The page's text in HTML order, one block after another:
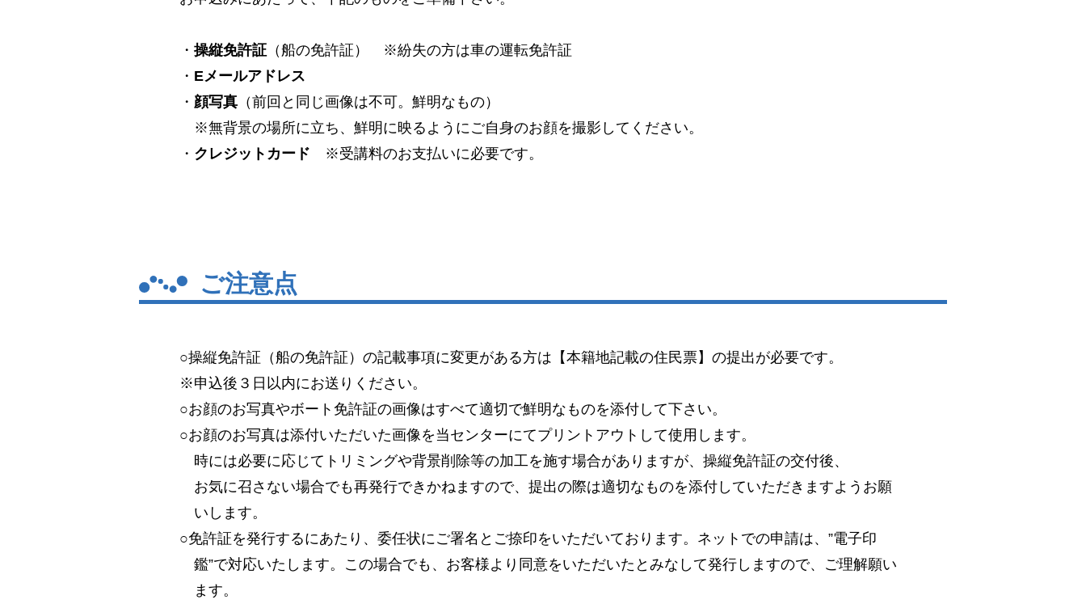
・ 操縦免許証 （船の免許証）
※紛失の方は車の運転免許証
・ Eメールアドレス
・ 顔写真 （前回と同じ画像は不可。鮮明なもの）
※無背景の場所に立ち、鮮明に映るようにご自身のお顔を撮影してください。
・ クレジットカード ※受講料のお支払いに必要です。
ご注意点
○操縦免許証（船の免許証）の記載事項に変更がある方は【本籍地記載の住民票】の提出が必要です。
※申込後３日以内にお送りください。
○お顔のお写真やボート免許証の画像はすべて適切で鮮明なものを添付して下さい。
○お顔のお写真は添付いただいた画像を当センターにてプリントアウトして使用します。
時には必要に応じてトリミングや背景削除等の加工を施す場合がありますが、操縦免許証の交付後、
お気に召さない場合でも再発行できかねますので、提出の際は適切なものを添付していただきますようお願
いします。
○免許証を発行するにあたり、委任状にご署名とご捺印をいただいております。ネットでの申請は、”電子印
鑑”で対応いたします。この場合でも、お客様より同意をいただいたとみなして発行しますので、ご理解願い
ます。